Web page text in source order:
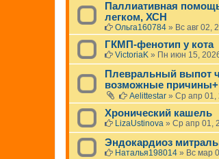
Паллиативная
легком, ХСН
Ольга160784 » Вс авг 02,
ГКМП-фенотип у кота
VictoriaK » Пн июн 15,
Плевральный выпот
возможные причины+
Aelittestar » Ср апр 01,
Хронический кашель
LizaUstinova » Ср апр 01,
Эндокардиоз
Наталья198014 » Вс мар